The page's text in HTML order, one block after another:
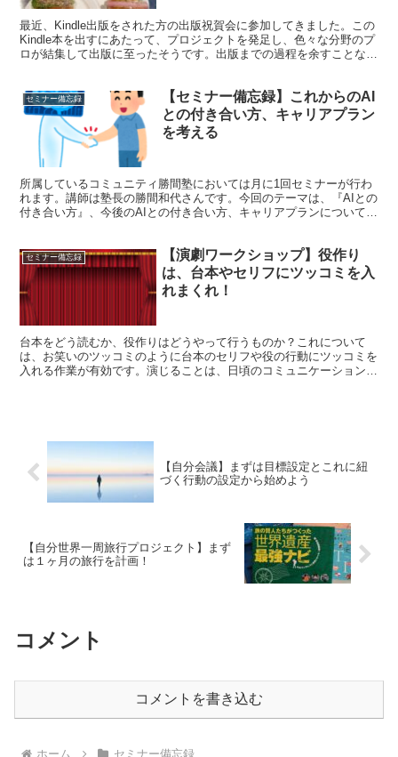
最近、Kindle出版をされた方の出版祝賀会に参加してきました。この
Kindle本を出すにあたって、プロジェクトを発足し、色々な分野のプ
ロが結集して出版に至ったそうです。出版までの過程を余すことなく
セミナー備忘録
【セミナー備忘録】これからのAI
との付き合い方、キャリアプラン
を考える
所属しているコミュニティ勝間塾においては月に1回セミナーが行わ
れます。講師は塾長の勝間和代さんです。今回のテーマは、『AIとの
付き合い方』、今後のAIとの付き合い方、キャリアプランについて考
セミナー備忘録
【演劇ワークショップ】役作り
は、台本やセリフにツッコミを入
れまくれ！
台本をどう読むか、役作りはどうやって行うものか？これについて
は、お笑いのツッコミのように台本のセリフや役の行動にツッコミを
入れる作業が有効です。演じることは、日頃のコミュニケーションに
【自分会議】まずは目標設定とこれに紐
づく行動の設定から始めよう
【自分世界一周旅行プロジェクト】まず
は１ヶ月の旅行を計画！
コメント
コメントを書き込む
ホーム セミナー備忘録